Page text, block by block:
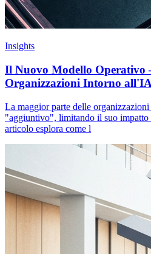
Insights
Il Nuovo Modello
Organizzazioni Intorno all'IA
La maggior parte delle
"aggiuntivo", limitando il suo impatto
articolo esplora come l